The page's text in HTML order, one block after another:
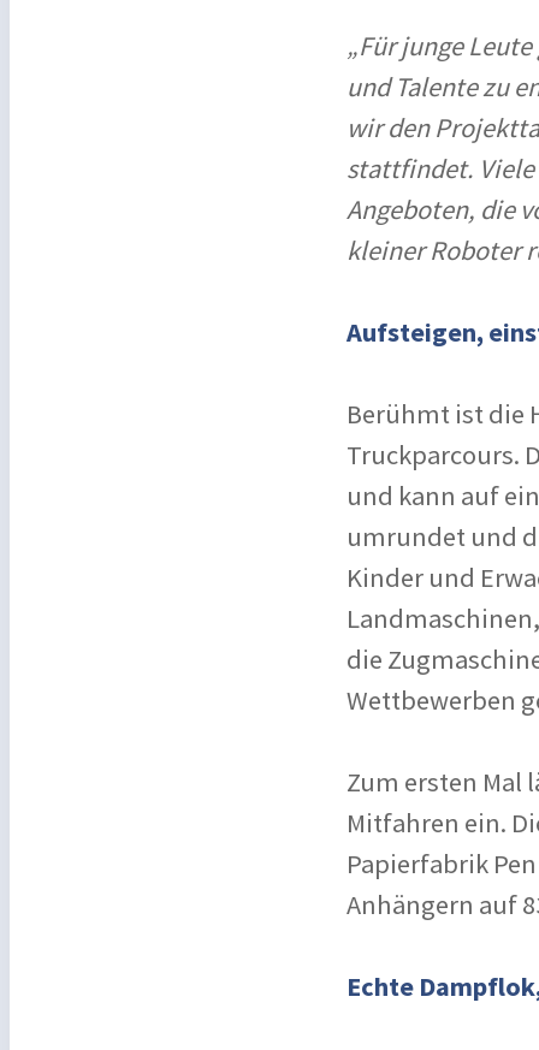
„Für junge
und Talente zu
wir den
stattfindet. Viele
Angeboten, die
kleiner Roboter
Aufsteigen,
Berühmt ist die
Truckparcours.
und kann auf
umrundet und
Kinder und
die
Wettbewerben
Zum ersten Mal
Mitfahren ein.
Papierfabrik
Anhängern auf
Echte